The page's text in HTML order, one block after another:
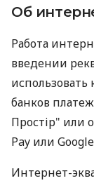
Об
Работа
введении
банков
Простір" или
Pay или
Интернет-